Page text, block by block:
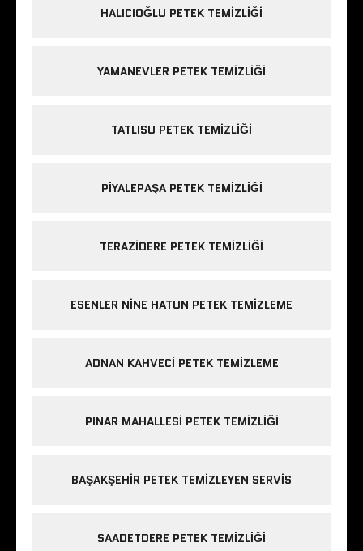
HALICIOĞLU PETEK TEMIZLIĞI
YAMANEVLER PETEK TEMIZLIĞI
TATLISU PETEK TEMIZLIĞI
PIYALEPAŞA PETEK TEMIZLIĞI
TERAZIDERE PETEK TEMIZLIĞI
ESENLER NINE HATUN PETEK TEMIZLEME
ADNAN KAHVECI PETEK TEMIZLEME
PINAR MAHALLESI PETEK TEMIZLIĞI
BAŞAKŞEHIR PETEK TEMIZLEYEN SERVIS
SAADETDERE PETEK TEMIZLIĞI